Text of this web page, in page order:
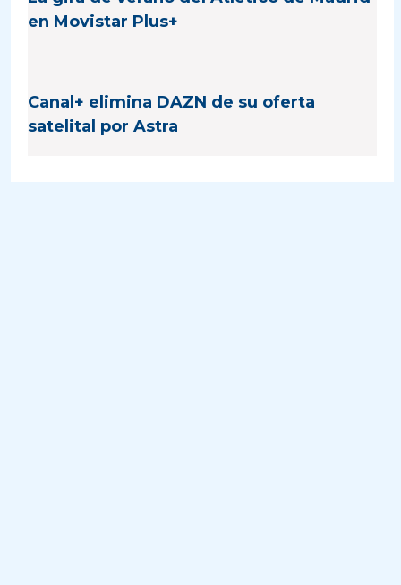
en Movistar Plus+
Canal+ elimina DAZN de su oferta
satelital por Astra